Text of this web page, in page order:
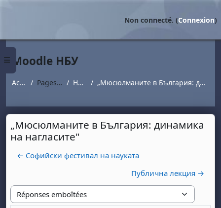
Panneau latéral
Non connecté. (Connexion)
Moodle НБУ
Accueil Pages du site Новини „Мюсюлманите в България: динамика на нагласите"
„Мюсюлманите в България: динамика
на нагласите"
← Софийски фестивал на науката
Публична лекция →
Type d'affichage